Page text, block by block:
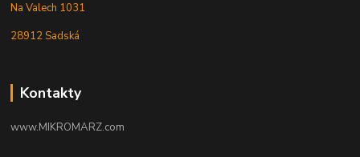
Na Valech 1031
28912 Sadská
Kontakty
www.MIKROMARZ.com